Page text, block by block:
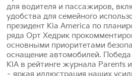
для водителя и пассажиров,
удобства для семейного
президент Kia America по
ряда Орт Хедрик
основными приоритетами
оснащение автомобилей. Победа
KIA в рейтинге журнала Parents